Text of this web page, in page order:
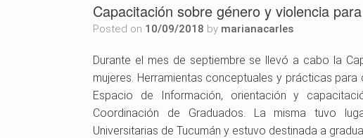
Capacitación sobre género y violencia
Posted on 10/09/2018 by marianacarles
Durante el mes de septiembre se llevó a cabo la
mujeres. Herramientas conceptuales y prácticas
Espacio de Información, orientación y
Coordinación de Graduados. La misma tuvo
Universitarias de Tucumán y estuvo destinada a